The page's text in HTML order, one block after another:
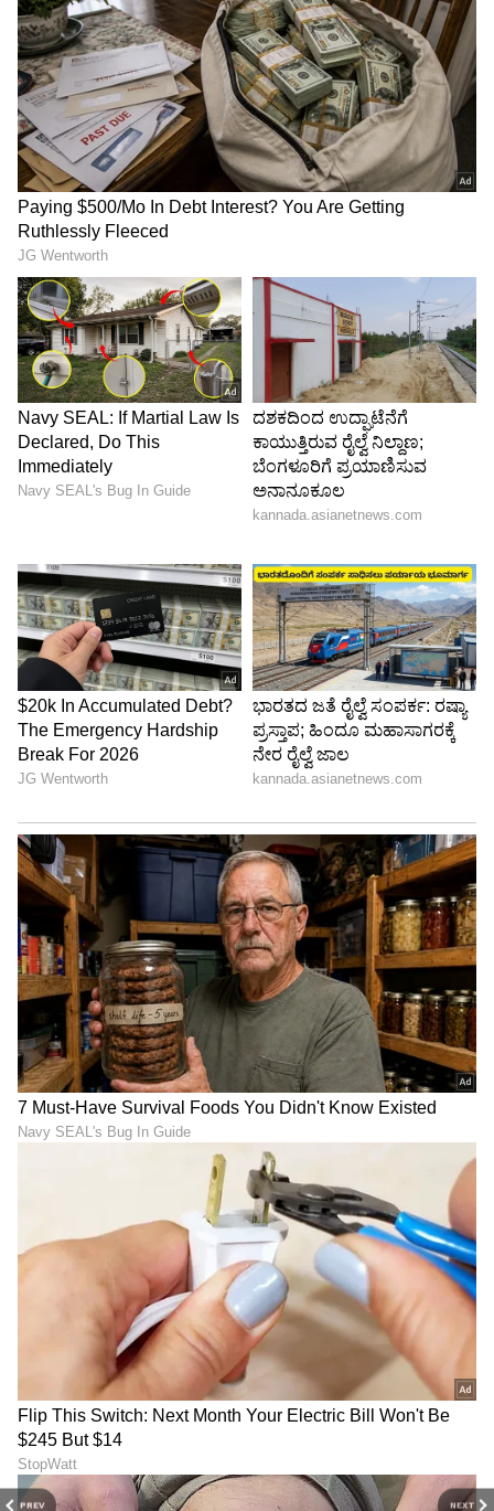
PREV NEXT
ಅಭಿವೃದ್ಧಿಪಡಿಸಿದ್ದಾರೆ. ಜೊತೆಗೆ, ಕೊಳತ್ತೂರಿನಲ್ಲಿ ಟಿವಿಕೆಯನ್ನು
ಬೆಂಬಲಿಸಿದ ಮತದಾರರ ವಿರುದ್ಧ ಟೀಕೆ ವ್ಯಕ್ತಪಡಿಸಿ, ನಾಲ್ಕು
ಅಥವಾ ಆರು ತಿಂಗಳೊಳಗೆ ನಮ್ಮ ನಾಯಕ ಮತ್ತೆ
ಮುಖ್ಯಮಂತ್ರಿಯಾಗುತ್ತಾರೆ ಎಂದರು.
Image Credit :Our Own
ಟಿವಿಕೆ ಸರ್ಕಾರದ ಉದಯ ಮತ್ತು ರಾಜಕೀಯ ಉದ್ವಿಗ್ನತೆ
ತಮಿಳುನಾಡಿನ ರಾಜಕೀಯದಲ್ಲಿ ಮಹತ್ವದ ಬದಲಾವಣೆಗೆ
ಕಾರಣವಾಗಿದೆ. 2026ರ ವಿಧಾನಸಭಾ ಚುನಾವಣೆಯಲ್ಲಿ
ಟಿವಿಕೆ 108 ಸ್ಥಾನಗಳನ್ನು ಗೆದ್ದು, ಡಿಎಂಕೆ ಮತ್ತು ಎಐಎಡಿಎಂಕೆ
ಪಕ್ಷಗಳ ದೀರ್ಘಕಾಲದ ಪ್ರಭಾವಕ್ಕೆ ದೊಡ್ಡ ಸವಾಲು ನೀಡಿದೆ.
ಕಾಂಗ್ರೆಸ್, ಎಡಪಕ್ಷಗಳು ಹಾಗೂ ವಿಸಿಕೆ ಮಿತ್ರಪಕ್ಷಗಳ
ಬೆಂಬಲದೊಂದಿಗೆ ಟಿವಿಕೆ ಬಹುಮತ ಸಾಧಿಸಿ ಸರ್ಕಾರ
ರಚಿಸಿದೆ. ಮುಖ್ಯಮಂತ್ರಿಯಾಗಿ ಪ್ರಮಾಣ ವಚನ ಸ್ವೀಕರಿಸಿದ
ನಂತರ ವಿಜಯ್ ವಿಧಾನಸಭೆಯಲ್ಲಿ ವಿಶ್ವಾಸ ಮತವನ್ನೂ
ಸುಲಭವಾಗಿ ಗೆದ್ದಿದ್ದಾರೆ.
Image Credit :X
ಟಿವಿಕೆ ಸರ್ಕಾರವನ್ನು ತಿವಿಯುತ್ತಿರುವ ವಿರೋಧ ಪಕ್ಷದವರು
ಬಳಿಕದಿಂದ ಡಿಎಂಕೆ ನಾಯಕರು ಟಿವಿಕೆ ಸರ್ಕಾರದ ಆಡಳಿತ